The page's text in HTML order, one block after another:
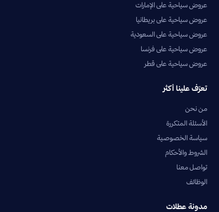
عروض سياحية على الإمارات
عروض سياحية على بريطانيا
عروض سياحية على السعودية
عروض سياحية على فرنسا
عروض سياحية على قطر
تعرّف علينا أكثر
من نحن
الأسئلة المتكررة
سياسة الخصوصية
الشروط والأحكام
تواصل معنا
الوظائف
مدونة عطلات